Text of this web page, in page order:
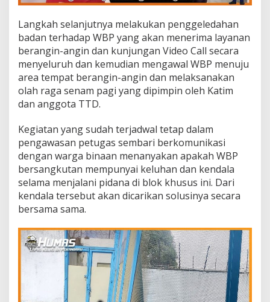
Langkah selanjutnya melakukan penggeledahan
badan terhadap WBP yang akan menerima layanan
berangin-angin dan kunjungan Video Call secara
menyeluruh dan kemudian mengawal WBP menuju
area tempat berangin-angin dan melaksanakan
olah raga senam pagi yang dipimpin oleh Katim
dan anggota TTD.
Kegiatan yang sudah terjadwal tetap dalam
pengawasan petugas sembari berkomunikasi
dengan warga binaan menanyakan apakah WBP
bersangkutan mempunyai keluhan dan kendala
selama menjalani pidana di blok khusus ini. Dari
kendala tersebut akan dicarikan solusinya secara
bersama sama.